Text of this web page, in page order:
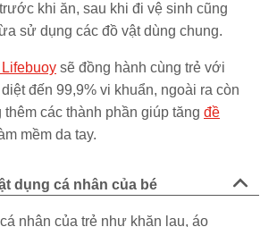
trước khi ăn, sau khi đi vệ sinh cũng
sử dụng các đồ vật dùng chung.
sẽ đồng hành cùng trẻ với
đến 99,9% vi khuẩn, ngoài ra còn
các thành phần giúp tăng đề
mềm da tay.
dụng cá nhân của bé
nhân của trẻ như khăn lau, áo